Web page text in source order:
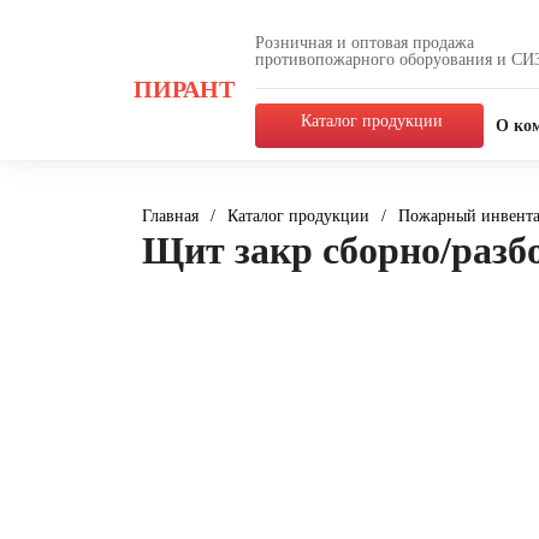
ПИРАНТ
Розничная и оптовая продажа
противопожарного оборуования и
Каталог продукции О
Главная / Каталог продукции / Пожарный
Щит закр сборно/